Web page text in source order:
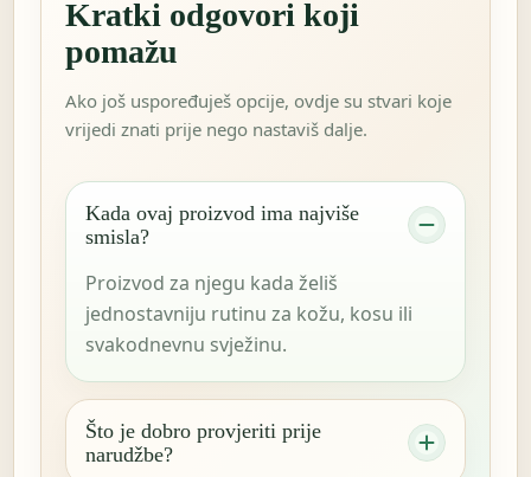
Kratki odgovori koji
pomažu
Ako još uspoređuješ opcije, ovdje su stvari koje
vrijedi znati prije nego nastaviš dalje.
Kada ovaj proizvod ima najviše
smisla?
Proizvod za njegu kada želiš
jednostavniju rutinu za kožu, kosu ili
svakodnevnu svježinu.
Što je dobro provjeriti prije
narudžbe?